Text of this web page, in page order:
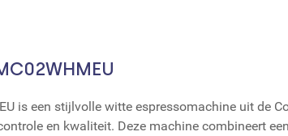
is een stijlvolle witte espressomachine uit de
en kwaliteit. Deze machine combineert